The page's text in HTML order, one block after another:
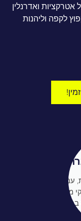
ואדרנלין
לקפה וליהנות
עם אטרקציות
מים, ישאירו
קיץ